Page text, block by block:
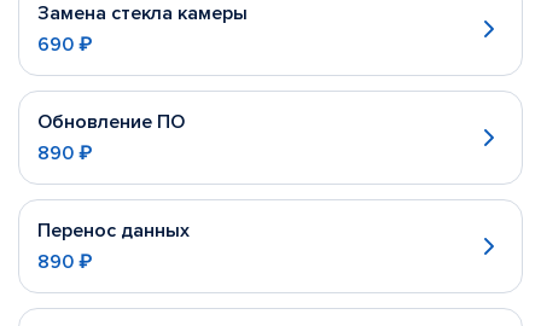
Замена стекла камеры
690 ₽
Обновление ПО
890 ₽
Перенос данных
890 ₽